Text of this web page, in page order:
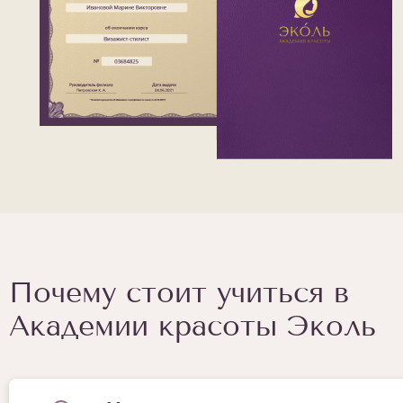
Почему стоит учиться в
Академии красоты Эколь